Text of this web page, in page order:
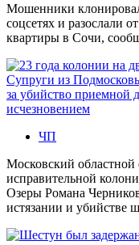
Мошенники
соцсетях и разослали
квартиры в Сочи,
Супруги из
за убийство приемной
исчезновением
ЧП
Московский областной
исправительной
Озеры Романа
истязании и убийстве